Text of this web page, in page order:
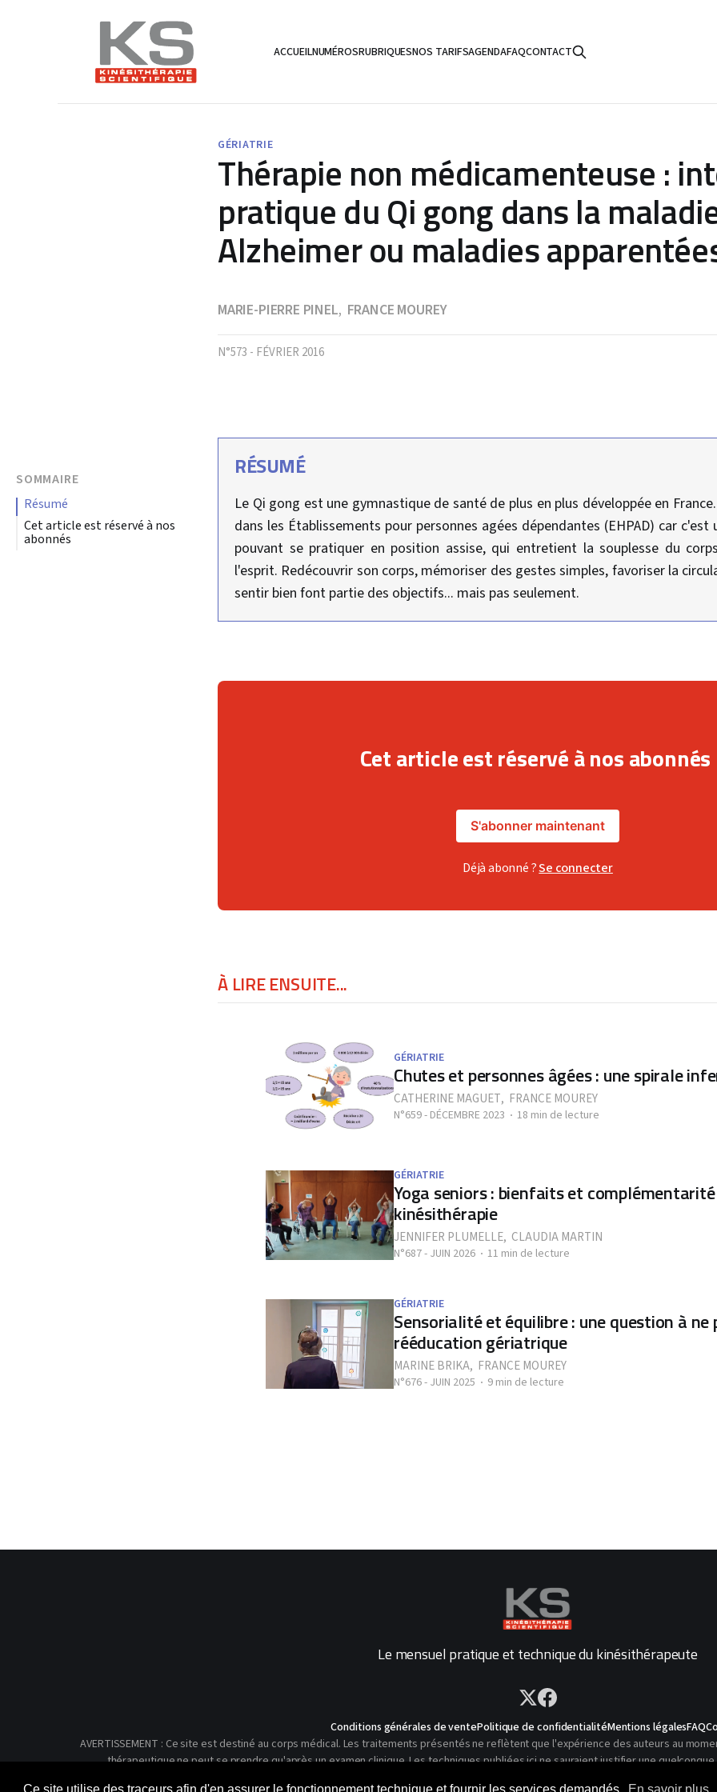
ACCUEILNUMÉROSRUBRIQUESNOS TARIFSAGENDAFAQCONTACT
GÉRIATRIE
Thérapie non médicamenteuse :
pratique du Qi gong dans la
Alzheimer ou maladies
MARIE-PIERRE PINEL, FRANCE MOUREY
N°573 - FÉVRIER 2016
SOMMAIRE
résumé
Cet article est réservé à nos
abonnés
RÉSUMÉ
Le Qi gong est une gymnastique de santé de plus en plus développée en
dans les Établissements pour personnes agées dépendantes (EHPAD) car
pouvant se pratiquer en position assise, qui entretient la souplesse du
l'esprit. Redécouvrir son corps, mémoriser des gestes simples, favoriser la
sentir bien font partie des objectifs... mais pas seulement.
Cet article est réservé à nos abonnés
S'abonner maintenant
Déjà abonné ?Se connecter
À LIRE ENSUITE...
GÉRIATRIE
Chutes et personnes âgées : une spirale
CATHERINE MAGUET, FRANCE MOUREY
N°659 - DÉCEMBRE 2023 18 min de lecture
GÉRIATRIE
Yoga seniors : bienfaits et
kinésithérapie
JENNIFER PLUMELLE, CLAUDIA MARTIN
N°687 - JUIN 2026 11 min de lecture
GÉRIATRIE
Sensorialité et équilibre : une question à ne
rééducation gériatrique
MARINE BRIKA, FRANCE MOUREY
N°676 - JUIN 2025 9 min de lecture
Le mensuel pratique et technique du kinésithérapeute
Conditions générales de ventePolitique de confidentialitéMentions légalesFAQ
AVERTISSEMENT : Ce site est destiné au corps médical. Les traitements présentés ne reflètent que l'expérience des auteurs au
thérapeutique ne peut se prendre qu'après un examen clinique. Les techniques publiées ici ne sauraient justifier une